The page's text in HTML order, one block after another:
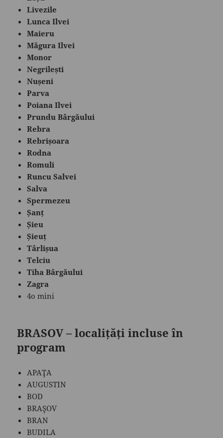
Livezile
Lunca Ilvei
Maieru
Măgura Ilvei
Monor
Negrilești
Nușeni
Parva
Poiana Ilvei
Prundu Bârgăului
Rebra
Rebrișoara
Rodna
Romuli
Runcu Salvei
Salva
Spermezeu
Șanț
Șieu
Șieuț
Târlișua
Telciu
Tiha Bârgăului
Zagra
4o mini
BRASOV – localițăți incluse în
program
APAŢA
AUGUSTIN
BOD
BRAŞOV
BRAN
BUDILA